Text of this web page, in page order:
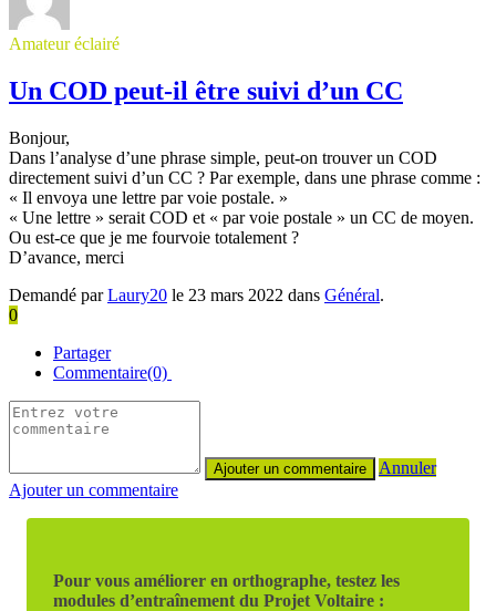
Amateur éclairé
Un COD peut-il être suivi d’un CC
Bonjour,
Dans l’analyse d’une phrase simple, peut-on trouver un COD
directement suivi d’un CC ? Par exemple, dans une phrase comme :
« Il envoya une lettre par voie postale. »
« Une lettre » serait COD et « par voie postale » un CC de moyen.
Ou est-ce que je me fourvoie totalement ?
D’avance, merci
Demandé parLaury20 le 23 mars 2022 dans Général.
0
Partager
Commentaire(0)
Annuler
Ajouter un commentaire
Pour vous améliorer en orthographe, testez les
modules d’entraînement du Projet Voltaire :